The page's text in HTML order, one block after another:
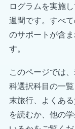
ログラムを実施
週間です。すべ
のサポートが含
す。
このページでは
科選択科目の一
末旅行、よくある
を読むか、他の